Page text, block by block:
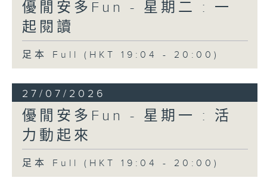
優閒安多Fun - 星期二 : 一
起閱讀
足本 Full (HKT 19:04 - 20:00)
27/07/2026
優閒安多Fun - 星期一 : 活
力動起來
足本 Full (HKT 19:04 - 20:00)